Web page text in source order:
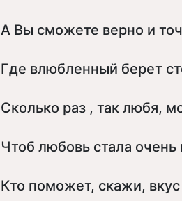
А Вы сможете верно и
Где влюбленный берет
Сколько раз , так любя,
Чтоб любовь стала очень
Кто поможет, скажи,